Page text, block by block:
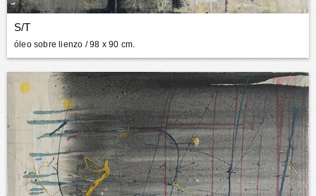
S/T
óleo sobre lienzo / 98 x 90 cm.